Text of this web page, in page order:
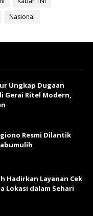
Nasional
Ungkap Dugaan
Gerai Ritel Modern,
Resmi Dilantik
Hadirkan Layanan Cek
Lokasi dalam Sehari